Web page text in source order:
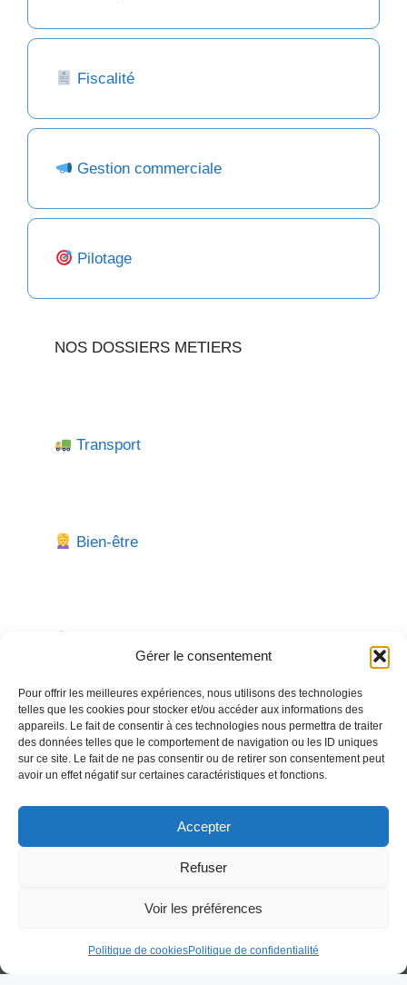
Gérer le consentement
Pour offrir les meilleures expériences, nous utilisons des technologies
telles que les cookies pour stocker et/ou accéder aux informations des
appareils. Le fait de consentir à ces technologies nous permettra de traiter
des données telles que le comportement de navigation ou les ID uniques
sur ce site. Le fait de ne pas consentir ou de retirer son consentement peut
avoir un effet négatif sur certaines caractéristiques et fonctions.
Accepter
Refuser
Voir les préférences
Politique de cookiesPolitique de confidentialité
Fiscalité
Gestion commerciale
Pilotage
NOS DOSSIERS METIERS
Transport
Bien-être